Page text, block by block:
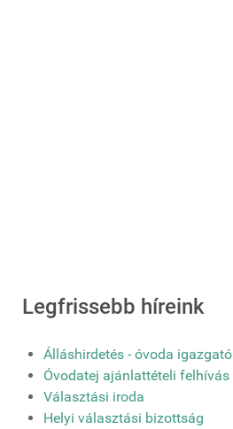
Legfrissebb híreink
Álláshirdetés - óvoda igazgató
Óvodatej ajánlattételi felhívás
Választási iroda
Helyi választási bizottság